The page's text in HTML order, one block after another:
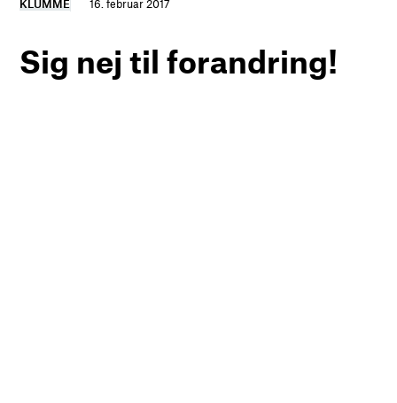
KLUMME 16. februar 2017
Sig nej til forandring!